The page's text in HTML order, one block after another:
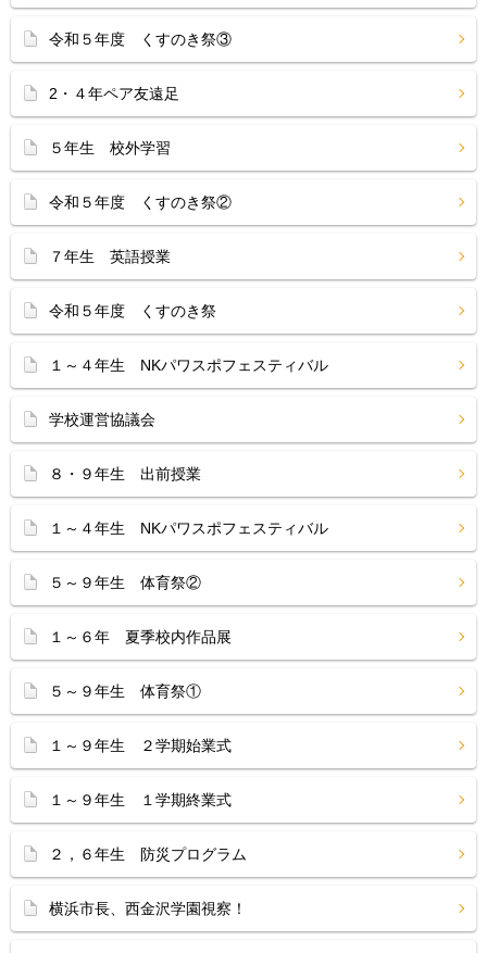
令和５年度 くすのき祭③
2・４年ペア友遠足
５年生 校外学習
令和５年度 くすのき祭②
７年生 英語授業
令和５年度 くすのき祭
１～４年生 NKパワスポフェスティバル
学校運営協議会
８・９年生 出前授業
１～４年生 NKパワスポフェスティバル
５～９年生 体育祭②
１～６年 夏季校内作品展
５～９年生 体育祭①
１～９年生 ２学期始業式
１～９年生 １学期終業式
２，６年生 防災プログラム
横浜市長、西金沢学園視察！